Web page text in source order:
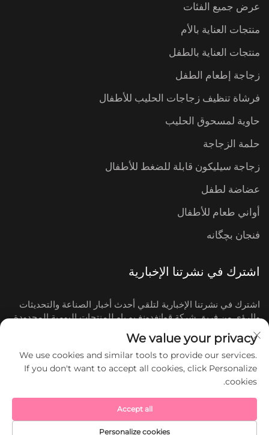
عرض جميع الفئات
منتجات العناية بالأم
منتجات العناية بالطفل
زجاجة إطعام الطفل
فرشاة تنظيف زجاجات الحليب للأطفال
حاوية لمسحوق الحليب
حلمة الزجاجة
زجاجة سيليكون قابلة للضغط للأطفال
عضاضة لطفل
أواني طعام للأطفال
فنجان بچگانه
اشترك في نشرتنا الإخبارية
اشترك في نشرتنا الإخبارية لتلقي أحدث أخبار الصناعة والتحديثات
والرؤى من فريق شركة قوانغدونغ يو باو للمنتجات اليومية المحدودة.
اشترك
حقوق النشر © شركة قوانغدونغ يو باو للمنتجات اليومية
المحدودة. جميع الحقوق محفوظة.
We value your privacy
We use cookies and similar tools to provide our services.
If you don't want to accept all cookies, click Personalize
cookies.
Personalize cookies
Accept all